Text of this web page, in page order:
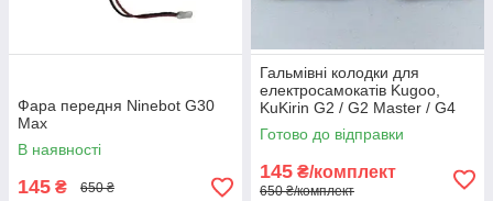
Фара передня Ninebot G30
Max
В наявності
145 ₴ 650 ₴
Гальмівні колодки для
електросамокатів Kugoo,
KuKirin G2 / G2 Master / G4
Готово до відправки
145 ₴/комплект
650 ₴/комплект